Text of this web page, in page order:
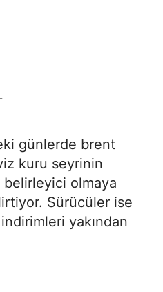
günlerde brent
kuru seyrinin
belirleyici olmaya
Sürücüler ise
yakından